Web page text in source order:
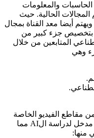
والمعلومات
الحالية. حيث
أيضا معد القناة بمجال
بتخصيص جزء كبير من
المتابعين من خلال
وهي
مقاطع الفيديو الخاصة
بتعليم البرمجة وتحليل البيانات التي تعد مدخل لدراسة الAI مما
منها: